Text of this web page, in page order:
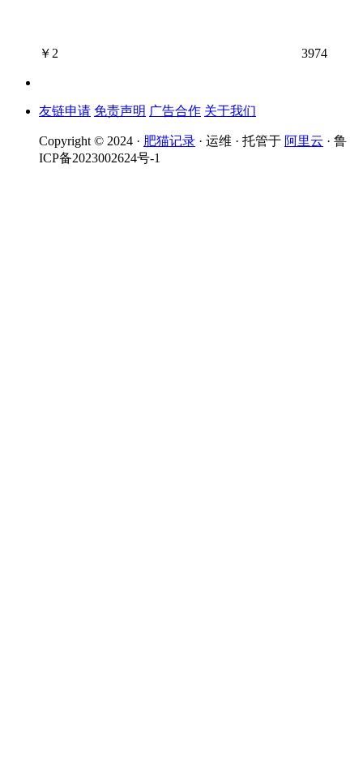
￥2 3974
友链申请 免责声明 广告合作 关于我们
Copyright © 2024 · 肥猫记录 · 运维 · 托管于 阿里云 · 鲁
ICP备2023002624号-1